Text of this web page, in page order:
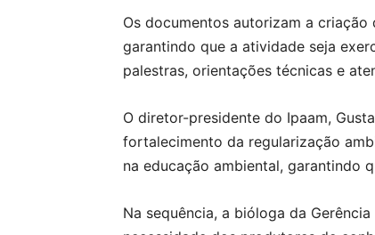
Os documentos autorizam a
garantindo que a atividade seja
palestras, orientações técnicas e
O diretor-presidente do Ipaam,
fortalecimento da regularização
na educação ambiental, garantindo
Na sequência, a bióloga da